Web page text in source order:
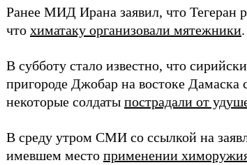
Ранее МИД Ирана заявил, что Тегеран
что химатаку организовали мятежники.
В субботу стало известно, что
пригороде Джобар на востоке
некоторые солдаты пострадали от
В среду утром СМИ со ссылкой на
имевшем место применении